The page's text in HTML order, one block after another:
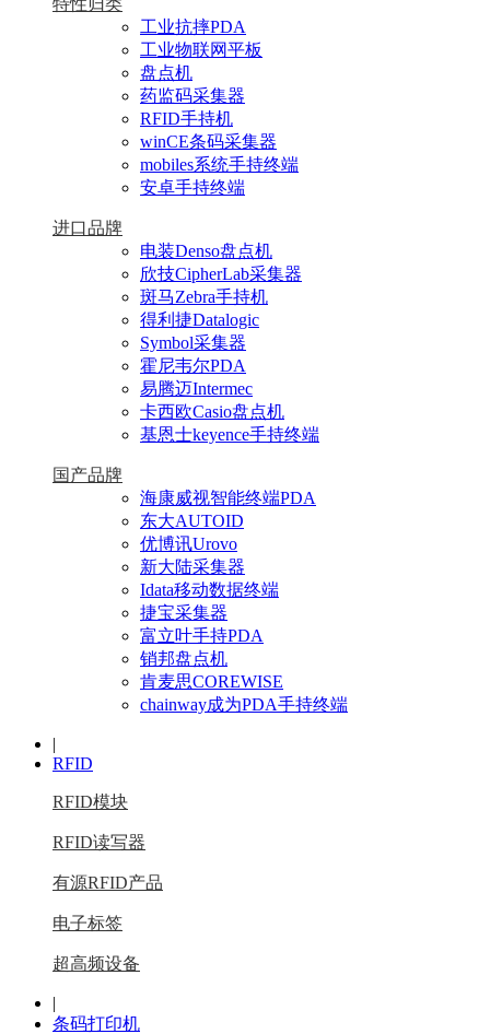
工业抗摔PDA
工业物联网平板
盘点机
药监码采集器
RFID手持机
winCE条码采集器
mobiles系统手持终端
安卓手持终端
进口品牌
电装Denso盘点机
欣技CipherLab采集器
斑马Zebra手持机
得利捷Datalogic
Symbol采集器
霍尼韦尔PDA
易腾迈Intermec
卡西欧Casio盘点机
基恩士keyence手持终端
国产品牌
海康威视智能终端PDA
东大AUTOID
优博讯Urovo
新大陆采集器
Idata移动数据终端
捷宝采集器
富立叶手持PDA
销邦盘点机
肯麦思COREWISE
chainway成为PDA手持终端
|
RFID
RFID模块
RFID读写器
有源RFID产品
电子标签
超高频设备
|
条码打印机